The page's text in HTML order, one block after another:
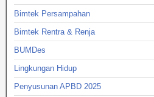
Bimtek Persampahan
Bimtek Rentra & Renja
BUMDes
Lingkungan Hidup
Penyusunan APBD 2025